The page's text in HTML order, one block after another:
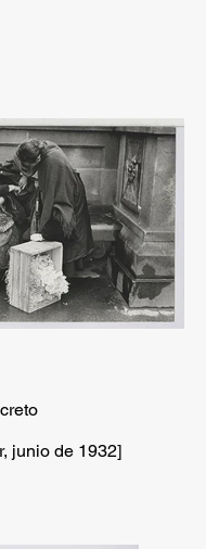
junio de 1932]